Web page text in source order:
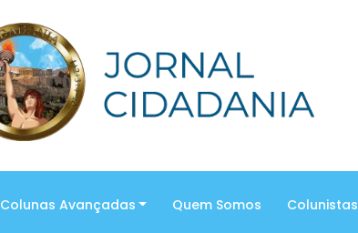
Colunas Avançadas Quem Somos Colunistas